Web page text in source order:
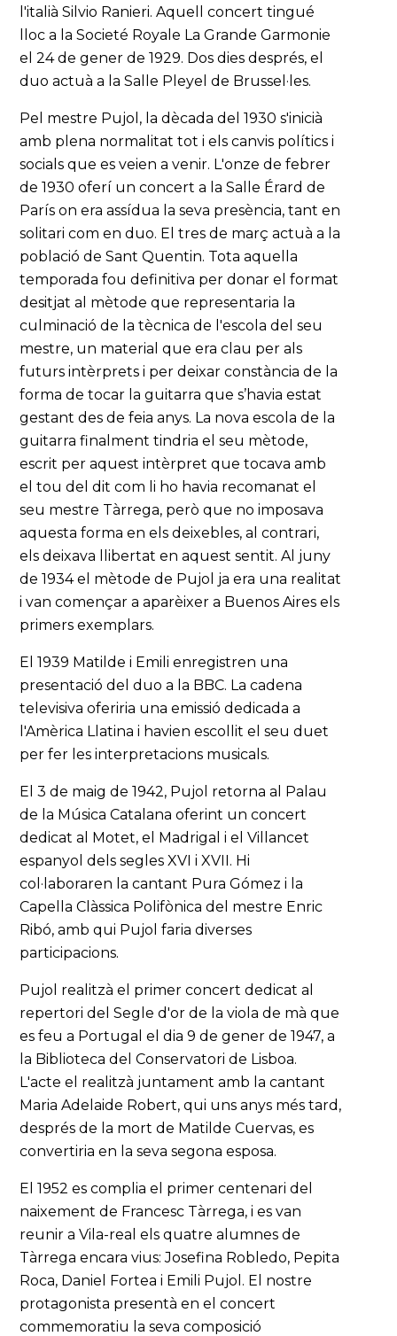
l'italià Silvio Ranieri. Aquell concert tingué
lloc a la Societé Royale La Grande Garmonie
el 24 de gener de 1929. Dos dies després, el
duo actuà a la Salle Pleyel de Brussel·les.
Pel mestre Pujol, la dècada del 1930 s'inicià
amb plena normalitat tot i els canvis polítics i
socials que es veien a venir. L'onze de febrer
de 1930 oferí un concert a la Salle Érard de
París on era assídua la seva presència, tant en
solitari com en duo. El tres de març actuà a la
població de Sant Quentin. Tota aquella
temporada fou definitiva per donar el format
desitjat al mètode que representaria la
culminació de la tècnica de l'escola del seu
mestre, un material que era clau per als
futurs intèrprets i per deixar constància de la
forma de tocar la guitarra que s’havia estat
gestant des de feia anys. La nova escola de la
guitarra finalment tindria el seu mètode,
escrit per aquest intèrpret que tocava amb
el tou del dit com li ho havia recomanat el
seu mestre Tàrrega, però que no imposava
aquesta forma en els deixebles, al contrari,
els deixava llibertat en aquest sentit. Al juny
de 1934 el mètode de Pujol ja era una realitat
i van començar a aparèixer a Buenos Aires els
primers exemplars.
El 1939 Matilde i Emili enregistren una
presentació del duo a la BBC. La cadena
televisiva oferiria una emissió dedicada a
l'Amèrica Llatina i havien escollit el seu duet
per fer les interpretacions musicals.
El 3 de maig de 1942, Pujol retorna al Palau
de la Música Catalana oferint un concert
dedicat al Motet, el Madrigal i el Villancet
espanyol dels segles XVI i XVII. Hi
col·laboraren la cantant Pura Gómez i la
Capella Clàssica Polifònica del mestre Enric
Ribó, amb qui Pujol faria diverses
participacions.
Pujol realitzà el primer concert dedicat al
repertori del Segle d'or de la viola de mà que
es feu a Portugal el dia 9 de gener de 1947, a
la Biblioteca del Conservatori de Lisboa.
L'acte el realitzà juntament amb la cantant
Maria Adelaide Robert, qui uns anys més tard,
després de la mort de Matilde Cuervas, es
convertiria en la seva segona esposa.
El 1952 es complia el primer centenari del
naixement de Francesc Tàrrega, i es van
reunir a Vila-real els quatre alumnes de
Tàrrega encara vius: Josefina Robledo, Pepita
Roca, Daniel Fortea i Emili Pujol. El nostre
protagonista presentà en el concert
commemoratiu la seva composició